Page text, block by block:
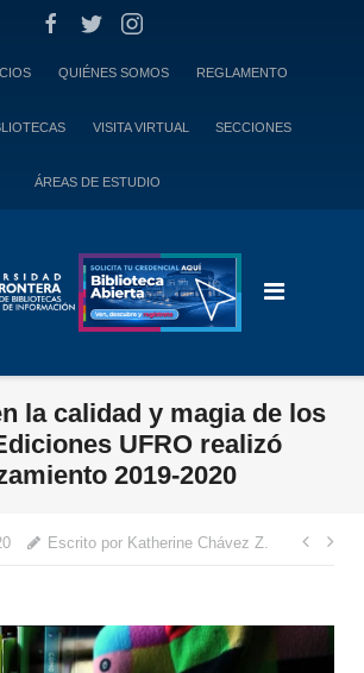
QUIÉNES SOMOS REGLAMENTO
VISITA VIRTUAL SECCIONES
ÁREAS DE ESTUDIO
la calidad y magia de los
UFRO realizó
2019-2020
Escrito por Katherine Chávez Z.